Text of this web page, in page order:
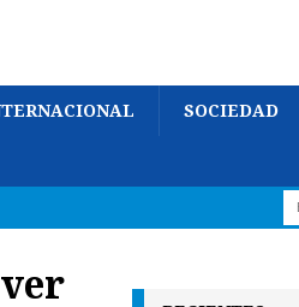
SOCIEDAD